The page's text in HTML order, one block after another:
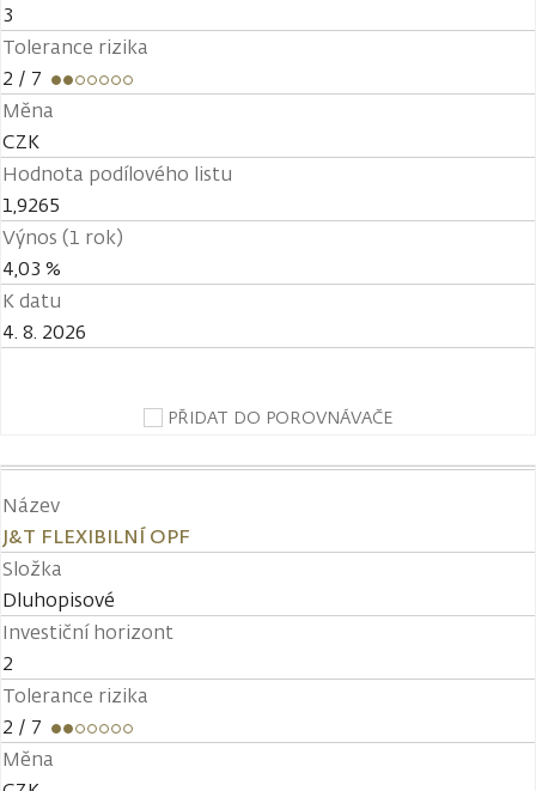
3
Tolerance rizika
2 / 7
Měna
CZK
Hodnota podílového listu
1,9265
Výnos (1 rok)
4,03 %
K datu
4. 8. 2026
PŘIDAT DO POROVNÁVAČE
Název
J&T FLEXIBILNÍ OPF
Složka
Dluhopisové
Investiční horizont
2
Tolerance rizika
2 / 7
Měna